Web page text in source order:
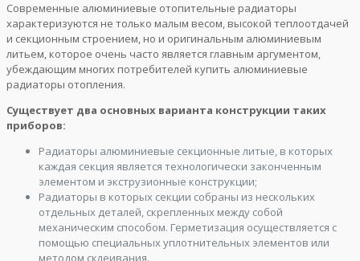
Современные алюминиевые отопительные радиаторы
характеризуются не только малым весом, высокой теплоотдачей
и секционным строением, но и оригинальным алюминиевым
литьем, которое очень часто является главным аргументом,
убеждающим многих потребителей купить алюминиевые
радиаторы отопления.
Существует два основных варианта конструкции таких
приборов:
Радиаторы алюминиевые секционные литые, в которых
каждая секция является технологически законченным
элементом и экструзионные конструкции;
Радиаторы в которых секции собраны из нескольких
отдельных деталей, скрепленных между собой
механическим способом. Герметизация осуществляется с
помощью специальных уплотнительных элементов или
методом склеивания.